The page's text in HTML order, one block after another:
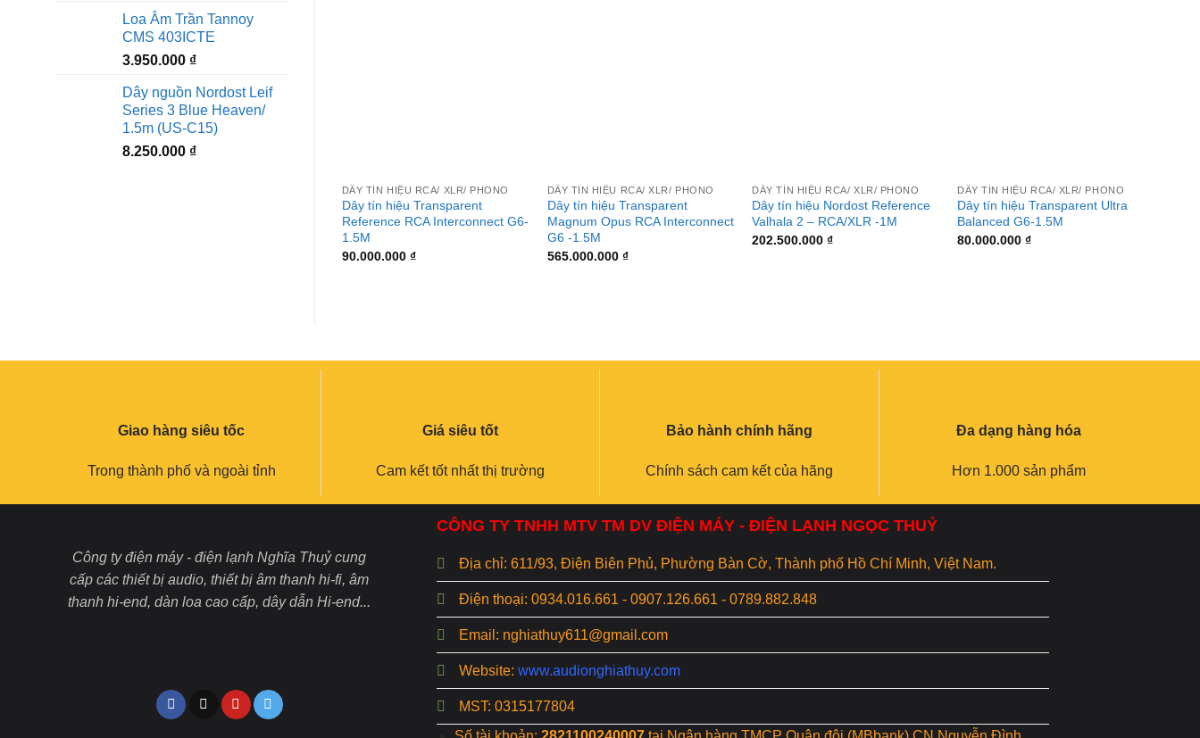
Loa Âm Trần Tannoy
CMS 403ICTE
3.950.000 ₫
Dây nguồn Nordost Leif
Series 3 Blue Heaven/
1.5m (US-C15)
8.250.000 ₫
DÂY TÍN HIỆU RCA/ XLR/ PHONO
Dây tín hiệu Transparent
Reference RCA Interconnect G6-
1.5M
90.000.000 ₫
DÂY TÍN HIỆU RCA/ XLR/ PHONO
Dây tín hiệu Transparent
Magnum Opus RCA Interconnect
G6 -1.5M
565.000.000 ₫
DÂY TÍN HIỆU RCA/ XLR/ PHONO
Dây tín hiệu Nordost Reference
Valhala 2 – RCA/XLR -1M
202.500.000₫
DÂY TÍN HIỆU RCA/ XLR/ PHONO
Dây tín hiệu Transparent Ultra
Balanced G6-1.5M
80.000.000₫
Giao hàng siêu tốc
Trong thành phố và ngoài tỉnh
Giá siêu tốt
Cam kết tốt nhất thị trường
Bảo hành chính hãng
Chính sách cam kết của hãng
Đa dạng hàng hóa
Hơn 1.000 sản phẩm
Công ty điện máy - điện lạnh Nghĩa Thuỷ cung
cấp các thiết bị audio, thiết bị âm thanh hi-fi, âm
thanh hi-end, dàn loa cao cấp, dây dẫn Hi-end...
CÔNG TY TNHH MTV TM DV ĐIỆN MÁY - ĐIỆN LẠNH NGỌC THUỶ
Địa chỉ: 611/93, Điện Biên Phủ, Phường Bàn Cờ, Thành phố Hồ Chí Minh, Việt Nam.
Điện thoại: 0934.016.661 - 0907.126.661 - 0789.882.848
Email: nghiathuy611@gmail.com
Website: www.audionghiathuy.com
MST: 0315177804